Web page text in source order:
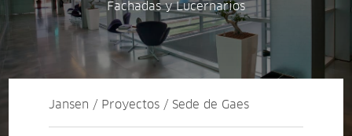
Fachadas y Lucernarios
Jansen / Proyectos / Sede de Gaes